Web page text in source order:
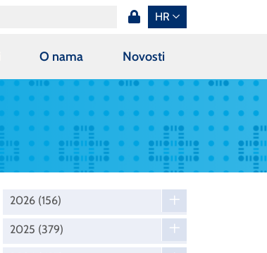
HR
O nama Novosti
2026 (156)
2025 (379)